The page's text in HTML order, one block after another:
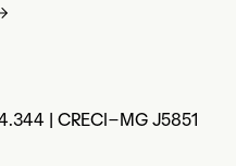
| CRECI-MG J5851